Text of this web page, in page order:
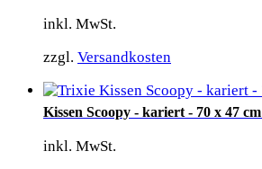
inkl. MwSt.
zzgl. Versandkosten
Kissen Scoopy - kariert - 70 x 47 cm
inkl. MwSt.